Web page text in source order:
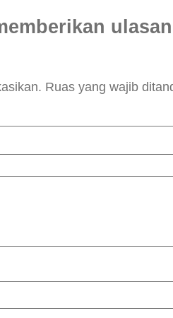
Ruas yang wajib